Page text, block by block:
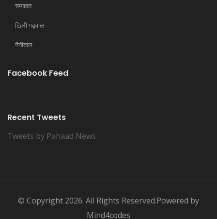
चम्पावत
टिहरी गढ़वाल
नैनीताल
Facebook Feed
Recent Tweets
Tweets by Pahaad News
© Copyright 2026. All Rights Reserved.Powered by
Mind4codes